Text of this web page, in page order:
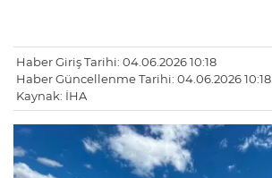
Haber Giriş Tarihi: 04.06.2026 10:18
Haber Güncellenme Tarihi: 04.06.2026 10:18
Kaynak: İHA